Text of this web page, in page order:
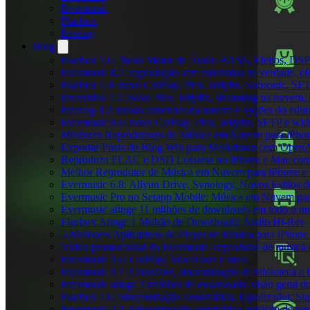
Evermusic
Flacbox
Evertag
Blog
Flacbox 7.6: Novo Motor de Áudio BASS, Efeitos,
Evermusic 8.7: reprodução sem intervalos de verdade,
Flacbox 7.4: novo CarPlay, Plex, Jellyfin, Subsonic,
Evervideo 1.7: novo Plex, Jellyfin, streaming na nuvem,
Evertag 4.2: novas conexões na nuvem e opções do
Evermusic 8.6: novo CarPlay, Plex, Jellyfin, SFTP e
Melhores Reprodutores de Música em Nuvem para
Exportar Posts do Blog Wix para Markdown com
Reproduza FLAC e DSD Lossless no iPhone e Mac
Melhor Reprodutor de Música em Nuvem para iPhone e
Evermusic 6.8: Aliyun Drive, Synology, Novos Estilos
Evermusic Pro no Setapp Mobile: Música em Nuvem
Evermusic atinge 11 milhões de downloads em todo o
Flacbox Atinge 1 Milhão de Downloads: Áudio Hi-Res
5 Melhores Aplicativos de Player de Música para
Vídeo promocional do Evermusic: reprodutor de música
Evermusic 3.6: CarPlay, VoiceOver e mais
Evermusic 3.1: Crossfade, sincronização de biblioteca e
Evermusic atinge 3 milhões de downloads: visão geral
Flacbox 1.6: Sincronização Automática, Equalizador,